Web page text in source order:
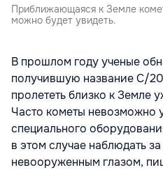
Приближающаяся к Земле
можно будет увидеть.
В прошлом году ученые
получившую название C/
пролететь близко к Земле
Часто кометы невозможно
специального
в этом случае наблюдать
невооруженным глазом,